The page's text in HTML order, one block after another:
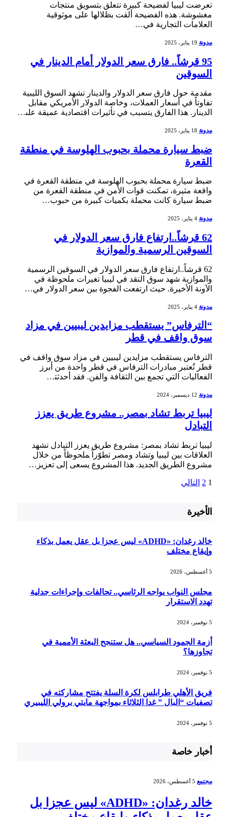
تعرضت ليبيا لفضيحة كبيرة تتعلق بتسويق منتجات
مغشوشة. ⁤هذه الفضيحة ⁤ألقت بظلالها على موثوقية
العلامات التجارية في…
مدونة 19 يناير، 2025
95 قرشاً.. فارق سعر الدولار أمام الدينار في
السوقين
مقدمة حول فارق ⁤سعر⁤ الدولار ⁢والدينار تشهد السوق الليبية ​
تفاوتاً‌ في أسعار العملات، وخاصة الدولار الأمريكي مقابل
الدينار. هذا‍ الفارق يتسبب في تأثيرات اقتصادية عميقة على‍…
مدونة 18 يناير، 2025
ضبط سيارة محملة بحبوب الهلوسة في منطقة
القعرة
ضبط سيارة ‍محملة بحبوب الهلوسة في منطقة⁢ القعرة في
واقعة مثيرة، تمكنت قوات الأمن في منطقة القعرة من
ضبط سيارة كانت محملة بكميات كبيرة من حبوب…
مدونة 4 يناير، 2025
62 قرشاً..ارتفاع فارق سعر الدولار في
السوقين الرسمية والموازية
62‍ قرشاً..ارتفاع فارق سعر الدولار في السوقين الرسمية
والموازية شهد سوق النقد في ليبيا تغيرات ملحوظة في⁢
الآونة الأخيرة. حيث ارتفعت الفجوة بين سعر الدولار في…
مدونة 4 يناير، 2025
“الترفاس” يستقطب مزايدين ليبيين في مزاد
سوق واقف في قطر
الترفاس يستقطب مزايدين ليبيين في مزاد ​سوق واقف في
قطر تُعتبر مبادرات الترفاس في قطر واحدة من أبرز
الفعاليات التي تجمع بين الثقافة‌ والفن. فقد أحدثت‍…
مدونة 12 ديسمبر، 2024
ليبيا تربط تشاد بمصر.. مشروع طريق يعزز
التبادل
ليبيا تربط تشاد بمصر: ​مشروع طريق‌ يعزز التبادل تشهد
العلاقات بين ليبيا⁣ وتشاد ومصر تطوّراً ‍ملحوظاً من خلال
مشروع ⁢الطريق الجديد. هذا المشروع ⁣يسعى إلى تعزيز…
2 التالي
الأخيرة
خالد رغدان: «ADHD» ليس عجزا بل عقل يعمل بذكاء
وإيقاع مختلف
مجلس النواب يواجه الرئاسي.. تحالفات وإجراءات جدلية
تهدد الاستقرار
أزمة الجمود السياسي.. هل ستنجح البعثة الأممية في
تجاوزها؟
فريق الأهلي طرابلس لكرة السلة يفتتح مشاركته في
تصفيات “البال ” غدا الثلاثاء بمواجهة مايتي برولي الليبيري
أخبار خاصة
مجتمع 5 أغسطس، 2026
خالد رغدان: «ADHD» ليس عجزا بل